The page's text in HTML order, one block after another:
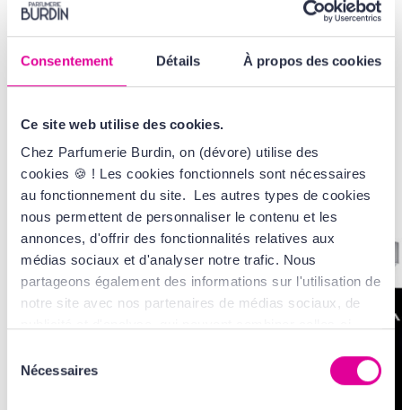
Consentement Détails À propos des cookies
Ce site web utilise des cookies.
Chez Parfumerie Burdin, on (dévore) utilise des
cookies 🍪 ! Les cookies fonctionnels sont nécessaires
au fonctionnement du site. Les autres types de cookies
nous permettent de personnaliser le contenu et les
annonces, d'offrir des fonctionnalités relatives aux
médias sociaux et d'analyser notre trafic. Nous
partageons également des informations sur l'utilisation de
notre site avec nos partenaires de médias sociaux, de
ou qu'ils ont collectées lors de votre utilisation de leurs
services. Tout ça, pour vous offrir une expérience au top
Nécessaires
VOIR LA GAMME
AVIS
VOUS AIMEREZAUSSI...